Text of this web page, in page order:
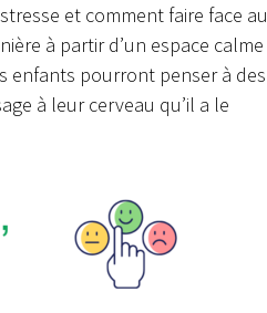
et comment faire face au
à partir d’un espace calme
enfants pourront penser à des
à leur cerveau qu’il a le